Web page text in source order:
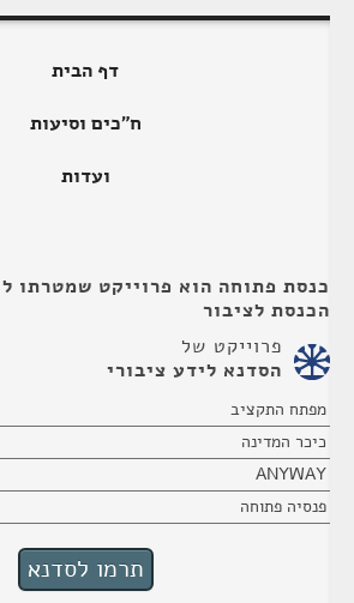
דף הבית
ח"כים וסיעות
ועדות
כנסת פתוחה הוא פרוייקט שמטרתו
הכנסת לציבור
פרוייקט של
הסדנא לידע ציבורי
מפתח התקציב
כיכר המדינה
ANYWAY
פנסיה פתוחה